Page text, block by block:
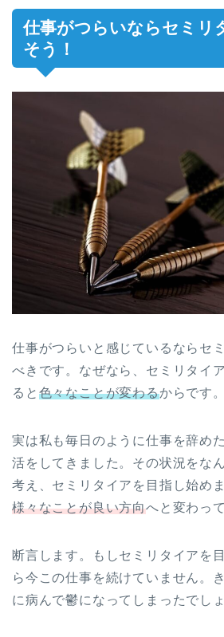
仕事がつらいならセミリ
そう！
仕事がつらいと感じているならセ
べきです。なぜなら、セミリタイ
ると 色々なことが変わるからです。
実は私も毎日のように仕事を辞め
活をしてきました。その状況をな
考え、セミリタイアを目指し始め
様々なことが良い方向へと変わっ
断言します。もしセミリタイアを
ら今この仕事を続けていません。
に病んで鬱になってしまったでしょ